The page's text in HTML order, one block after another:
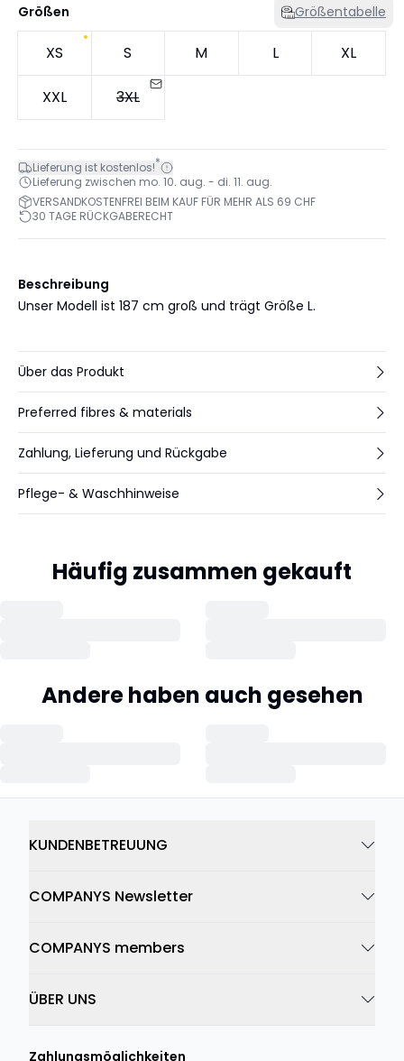
Größen Größentabelle
XS S M L XL
XXL 3XL
Lieferung ist kostenlos!*
Lieferung zwischen mo. 10. aug. - di. 11. aug.
VERSANDKOSTENFREI BEIM KAUF FÜR MEHR ALS 69 CHF
30 TAGE RÜCKGABERECHT
Beschreibung
Unser Modell ist 187 cm groß und trägt Größe L.
Über das Produkt
Preferred fibres & materials
Zahlung, Lieferung und Rückgabe
Pflege- & Waschhinweise
Häufig zusammen gekauft
Andere haben auch gesehen
KUNDENBETREUUNG
COMPANYS Newsletter
COMPANYS members
ÜBER UNS
Zahlungsmöglichkeiten